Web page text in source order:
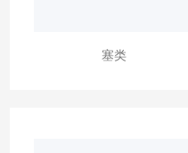
塞类